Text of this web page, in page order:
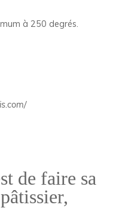
à 250 degrés.
de faire sa